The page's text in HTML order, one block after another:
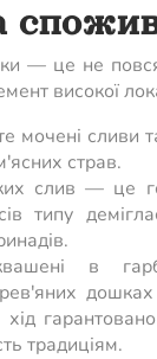
— це не
високої
мочені сливи
страв.
слив — це
типу
в
традиціям.